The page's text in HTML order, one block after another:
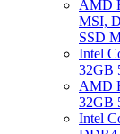
AMD
MSI,
SSD
Intel
32GB
AMD
32GB
Intel